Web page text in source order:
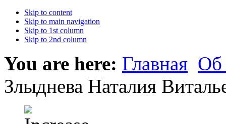
Skip to content
Skip to main navigation
Skip to 1st column
Skip to 2nd column
You are here: Главная Об
Злыднева Наталия